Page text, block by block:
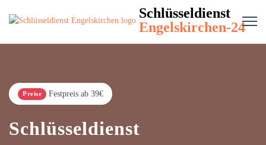
Schlüsseldienst
Engelskirchen-24
Preise Festpreis ab 39€
Schlüsseldienst